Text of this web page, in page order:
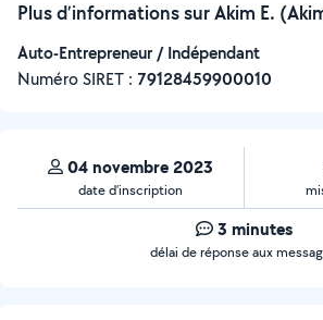
Plus d’informations sur Akim E.
Auto-Entrepreneur / Indépendant
Numéro SIRET : ‍79128459900010
04 novembre 2023
date d’inscription
3 minutes
délai de réponse aux